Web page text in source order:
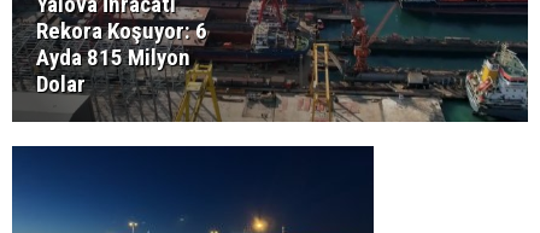
Rekora Koşuyor: 6
Ayda 815 Milyon
Dolar